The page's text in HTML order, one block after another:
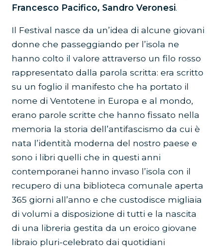
Francesco Pacifico, Sandro Veronesi.
Il Festival nasce da un’idea di alcune giovani
donne che passeggiando per l’isola ne
hanno colto il valore attraverso un filo rosso
rappresentato dalla parola scritta: era scritto
su un foglio il manifesto che ha portato il
nome di Ventotene in Europa e al mondo,
erano parole scritte che hanno fissato nella
memoria la storia dell’antifascismo da cui è
nata l’identità moderna del nostro paese e
sono i libri quelli che in questi anni
contemporanei hanno invaso l’isola con il
recupero di una biblioteca comunale aperta
365 giorni all’anno e che custodisce migliaia
di volumi a disposizione di tutti e la nascita
di una libreria gestita da un eroico giovane
libraio pluri-celebrato dai quotidiani